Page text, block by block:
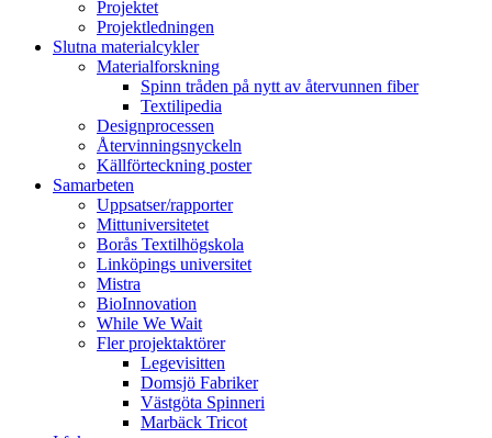
Projektet
Projektledningen
Slutna materialcykler
Materialforskning
Spinn tråden på nytt av återvunnen fiber
Textilipedia
Designprocessen
Återvinningsnyckeln
Källförteckning poster
Samarbeten
Uppsatser/rapporter
Mittuniversitetet
Borås Textilhögskola
Linköpings universitet
Mistra
BioInnovation
While We Wait
Fler projektaktörer
Legevisitten
Domsjö Fabriker
Västgöta Spinneri
Marbäck Tricot